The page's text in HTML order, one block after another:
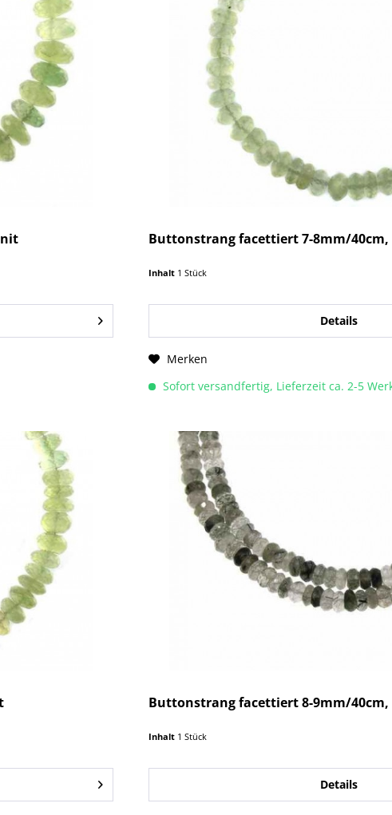
Buttonstrang facettiert 7-8mm/
Inhalt 1 Stück
Details
Merken
Sofort versandfertig, Lieferzeit ca. 2-5
Buttonstrang facettiert 8-9mm/
Inhalt 1 Stück
Details